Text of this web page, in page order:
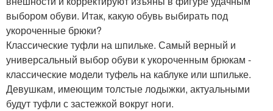
выбором обуви. Итак, какую обувь выбирать под
укороченные брюки?
Классические туфли на шпильке. Самый верный и
универсальный выбор обуви к укороченным брюкам -
классические модели туфель на каблуке или шпильке.
Девушкам, имеющим толстые лодыжки, актуальными
будут туфли с застежкой вокруг ноги.